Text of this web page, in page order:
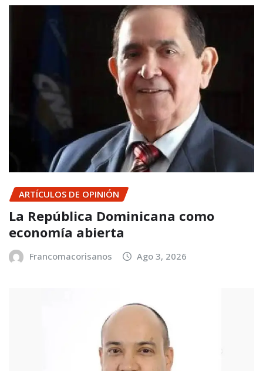
ARTÍCULOS DE OPINIÓN
La República Dominicana como
economía abierta
Francomacorisanos Ago 3, 2026